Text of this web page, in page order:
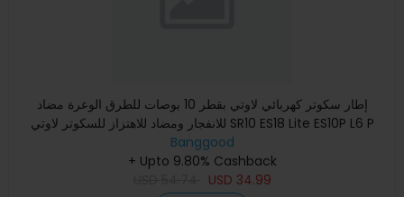
إطار سكوتر كهربائي لاوتي بقطر 10 بوصات للطرق الوعرة مضاد
للانفجار ومضاد للاهتزاز للسكوتر لاوتي SR10 ES18 Lite ES10P L6 P
Banggood
+ Upto 9.80% Cashback
USD 34.99